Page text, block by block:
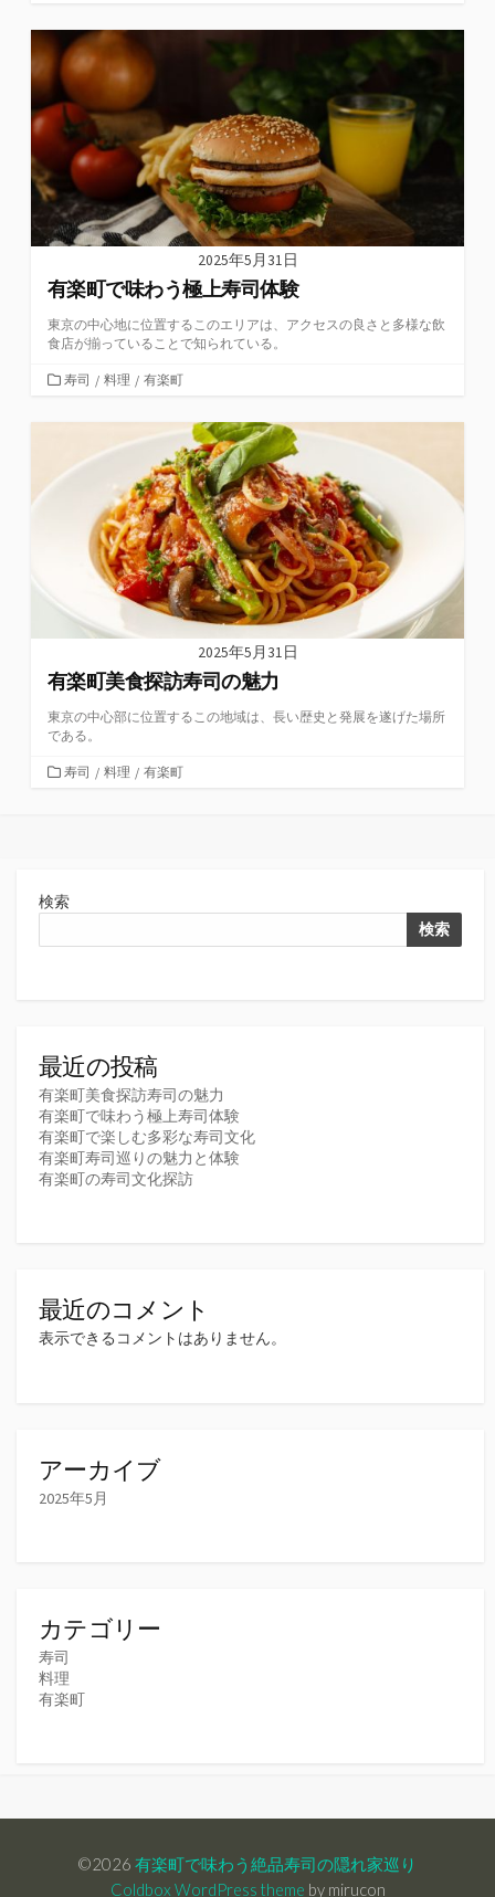
ゴ
リ
ー
2025年5月31日
有楽町で味わう極上寿司体験
東京の中心地に位置するこのエリアは、アクセスの良さと多様な飲
食店が揃っていることで知られている。
カ
ゴ
寿司 / 料理 / 有楽町
2025年5月31日
有楽町美食探訪寿司の魅力
東京の中心部に位置するこの地域は、長い歴史と発展を遂げた場所
である。
カ寿司 / 料理 / 有楽町
検索
検索
最近の投稿
有楽町美食探訪寿司の魅力
有楽町で味わう極上寿司体験
有楽町で楽しむ多彩な寿司文化
有楽町寿司巡りの魅力と体験
有楽町の寿司文化探訪
最近のコメント
表示できるコメントはありません。
アーカイブ
2025年5月
カテゴリー
寿司
料理
有楽町
©2026 有楽町で味わう絶品寿司の隠れ家巡り
Coldbox WordPress theme by mirucon